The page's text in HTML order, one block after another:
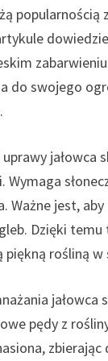
popularnością
do swojego
jałowca
Ważne jest,
Dzięki
piękną rośliną
jałowca
pędy z
zbierając